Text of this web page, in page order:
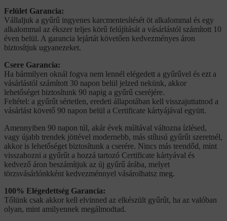
Felület Garancia:
Vállaljuk a gyűrű ingyenes karcmentesítését öt alkalommal és egy
alkalommal az ékszer teljes körű felújítását a vásárlástól számított 10
éven belül. A garancia lejártát követően kedvezményes áron
biztosítjuk ugyanezeket.
Csere Garancia:
Ha bármilyen oknál fogva nem lennél elégedett a gyűrűvel és ezt a
vásárlástól számított 30 napon belül jelzed nekünk, akkor
lehetőséget biztosítunk 90 napig a gyűrű cseréjére.
Feltétel: a gyűrűt sértetlen, eredeti állapotában kell visszajuttatnod a
vásárlást követő 90 napon belül a Certificate kártyájával együtt.
Amennyiben 90 napon túl, akár évek múltával változna ízlésed,
vagy újabb trendek jöttével modernebb, más stílusú gyűrűt szeretnél,
akkor is lehetőséget biztosítunk a cserére. Nincs más teendőd, mint
visszahozni a gyűrűt a hozzá tartozó Certificate kártyával és
kedvező áron beszámítjuk az új gyűrű árába, melyet
törzsvásárlónkként kedvezménnyel vásárolhatsz meg.
100% Elégedettség Garancia:
Tőlünk csak akkor kell elvinned az elkészült gyűrűt, ha az valóban
olyan, mint amilyennek megálmodtad.